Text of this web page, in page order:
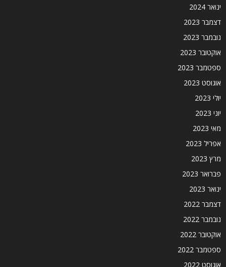
ינואר 2024
דצמבר 2023
נובמבר 2023
אוקטובר 2023
ספטמבר 2023
אוגוסט 2023
יולי 2023
יוני 2023
מאי 2023
אפריל 2023
מרץ 2023
פברואר 2023
ינואר 2023
דצמבר 2022
נובמבר 2022
אוקטובר 2022
ספטמבר 2022
אוגוסט 2022